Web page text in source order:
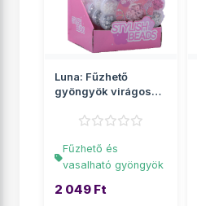
Luna: Fűzhető
gyöngyök virágos
Fűzhető és
vasalható gyöngyök
2 049 Ft